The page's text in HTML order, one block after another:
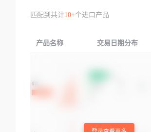
匹配到共计10+个进口产品
产品名称 交易日期分布